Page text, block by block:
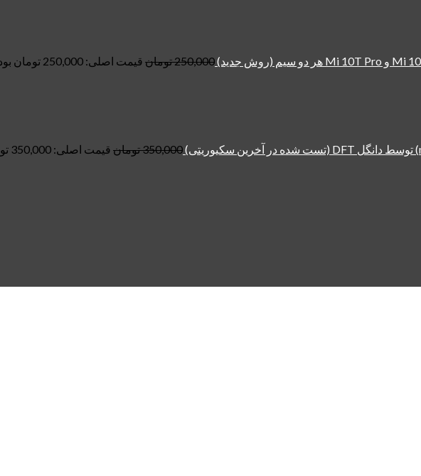
250,000تومان قیمت اصلی: 250,000 تومان بود.
350,000تومان قیمت اصلی: 350,000 تومان بود.